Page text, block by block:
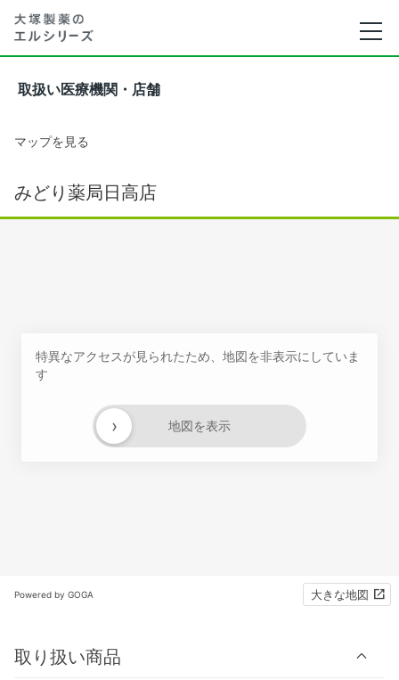
取扱い医療機関・店舗
マップを見る
みどり薬局日高店
特異なアクセスが見られたため、地図を非表示にしていま
す
地図を表示
›
Powered by GOGA 大きな地図
取り扱い商品